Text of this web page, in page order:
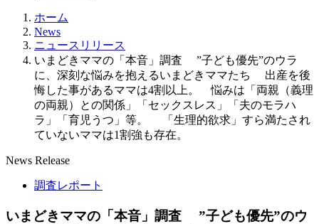
ホーム
News
ニュースリリース
いまどきママの「本音」調査 ”子ども優先”のウラ
に、深刻な悩みを抱えるいまどきママたち 出産を後
悔した事があるママは4割以上。 悩みは「両親（義理
の両親）との関係」「セックスレス」「夫のモラハ
ラ」「育児うつ」等。 「生理的欲求」すら満たされ
ていないママは1割強も存在。
News Release
調査レポート
いまどきママの「本音」調査 ”子ども優先”のウ